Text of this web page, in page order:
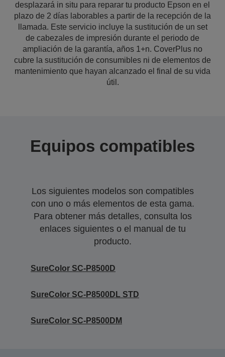
desplazará in situ para reparar tu producto Epson en el
plazo de 2 días laborables a partir de la recepción de la
llamada. Este servicio incluye la sustitución de un set
de cabezales de impresión durante el periodo de
ampliación de la garantía, años 1+n. CoverPlus no
cubre la sustitución de consumibles ni de elementos de
mantenimiento que hayan alcanzado el final de su vida
útil.
Equipos compatibles
Los siguientes modelos son compatibles
con uno o más elementos de esta gama.
Para obtener más detalles, consulta los
enlaces siguientes o el manual de tu
producto.
SureColor SC-P8500D
SureColor SC-P8500DL STD
SureColor SC-P8500DM